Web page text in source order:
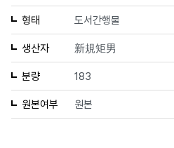
형태 도서간행물
생산자 新規矩男
분량 183
원본여부 원본